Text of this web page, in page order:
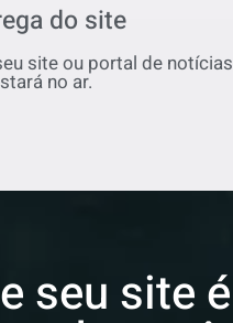
do site
site ou portal de notícias
no ar.
seu site é